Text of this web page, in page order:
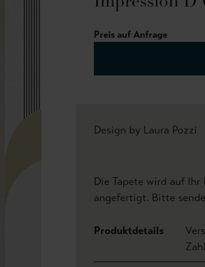
Preis auf Anfrage
Design by Laura Pozzi
Die Tapete wird auf
angefertigt. Bitte
Produktdetails